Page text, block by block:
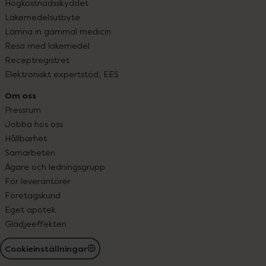
Högkostnadsskyddet
Läkemedelsutbyte
Lämna in gammal medicin
Resa med läkemedel
Receptregistret
Elektroniskt expertstöd, EES
Om oss
Pressrum
Jobba hos oss
Hållbarhet
Samarbeten
Ägare och ledningsgrupp
För leverantörer
Företagskund
Eget apotek
Glädjeeffekten
Cookieinställningar